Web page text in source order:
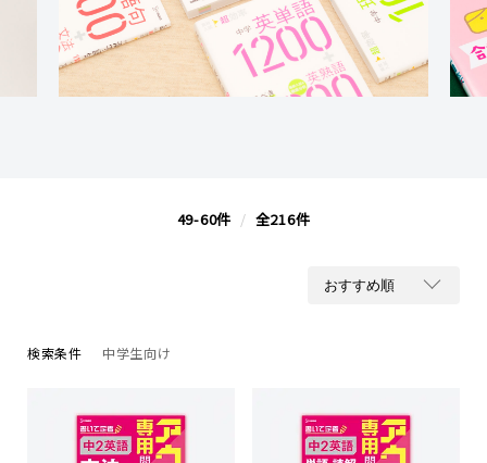
49-60件 / 全216件
検索条件 中学生向け